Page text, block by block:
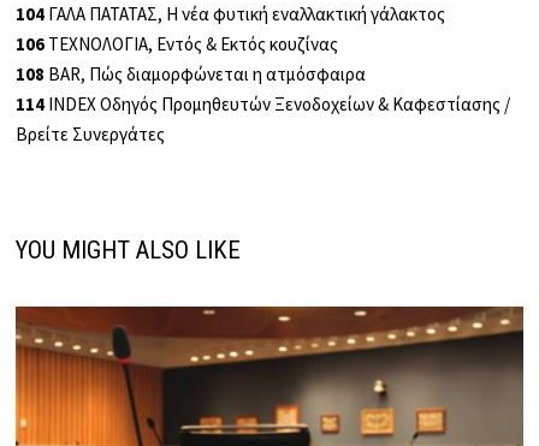
104 ΓΑΛΑ ΠΑΤΑΤΑΣ, Η νέα φυτική εναλλακτική γάλακτος
106 ΤΕΧΝΟΛΟΓΙΑ, Εντός & Εκτός κουζίνας
108 BAR, Πώς διαμορφώνεται η ατμόσφαιρα
114 INDEX Οδηγός Προμηθευτών Ξενοδοχείων & Καφεστίασης /
Βρείτε Συνεργάτες
YOU MIGHT ALSO LIKE